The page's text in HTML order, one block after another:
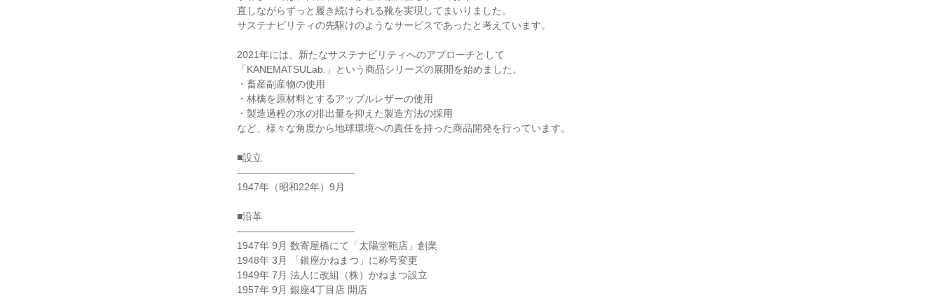
直しながらずっと履き続けられる靴を実現してまいりました。
サステナビリティの先駆けのようなサービスであったと考えています。
2021年には、新たなサステナビリティへのアプローチとして
「KANEMATSULab.」という商品シリーズの展開を始めました。
・畜産副産物の使用
・林檎を原材料とするアップルレザーの使用
・製造過程の水の排出量を抑えた製造方法の採用
など、様々な角度から地球環境への責任を持った商品開発を行っています。
■設立
――――――――――――
1947年（昭和22年）9月
■沿革
――――――――――――
1947年 9月 数寄屋橋にて「太陽堂鞄店」創業
1948年 3月 「銀座かねまつ」に称号変更
1949年 7月 法人に改組（株）かねまつ設立
1957年 9月 銀座4丁目店 開店